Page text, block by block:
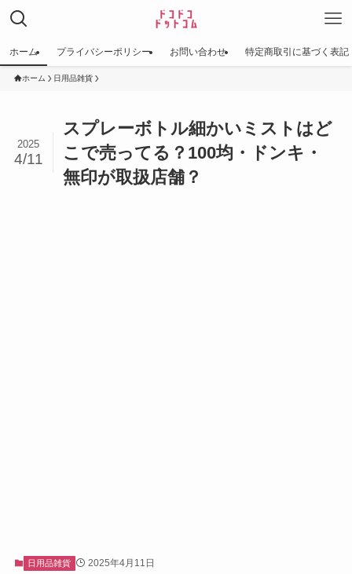
ホーム プライバシーポリシー お問い合わせ 特定商取引に基づく表記
ホーム 日用品雑貨
スプレーボトル細かいミストはど
こで売ってる？100均・ドンキ・
無印が取扱店舗？
2025
4/11
日用品雑貨 2025年4月11日